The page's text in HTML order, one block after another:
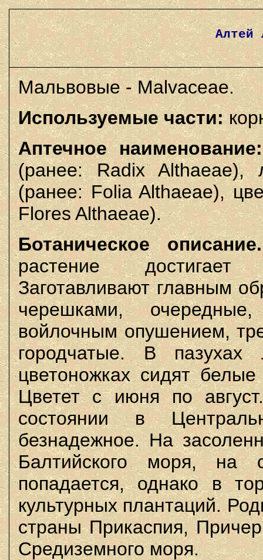
Алтей
Мальвовые - Malvaceae.
Используемые части:
Аптечное наименование:
(ранее: Radix Althaeae),
(ранее: Folia Althaeae),
Flores Althaeae).
Ботаническое описание.
растение достигает
Заготавливают главным
черешками,
войлочным опушением,
городчатые. В пазухах
цветоножках сидят
Цветет с июня по
состоянии в
безнадежное. На
Балтийского моря,
попадается, однако в
культурных плантаций.
страны Прикаспия,
Средиземного моря.